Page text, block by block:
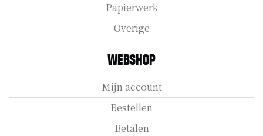
Papierwerk
Overige
Webshop
Mijn account
Bestellen
Betalen